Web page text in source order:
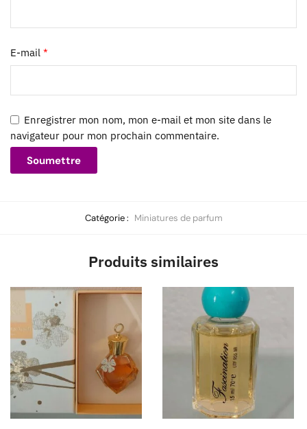
E-mail *
Enregistrer mon nom, mon e-mail et mon site dans le
navigateur pour mon prochain commentaire.
Catégorie : Miniatures de parfum
Produits similaires